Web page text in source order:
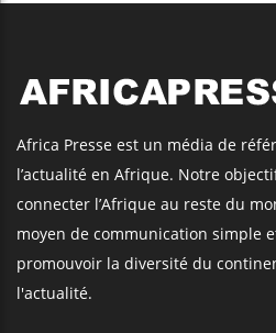
Africa Presse est un média de
l’actualité en Afrique. Notre
connecter l’Afrique au reste du
moyen de communication simple
promouvoir la diversité du
l'actualité.